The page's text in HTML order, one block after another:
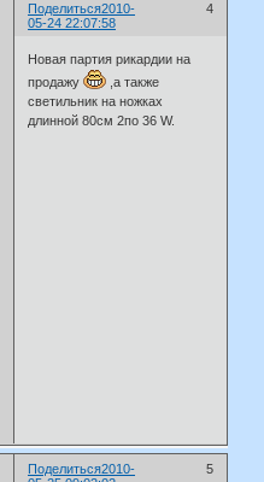
Поделиться 4
2010-
05-24 22:07:58
Новая партия рикардии на
продажу
,а также
светильник на ножках
длинной 80см 2по 36 W.
Поделиться 5
2010-